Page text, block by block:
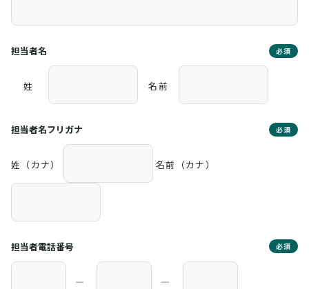
担当者名 必須
姓 名前
担当者名フリガナ 必須
姓（カナ） 名前（カナ）
担当者電話番号 必須
― ―